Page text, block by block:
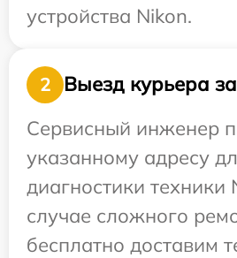
устройства Nikon.
2
Выезд курьера
Сервисный инженер
указанному адресу
диагностики техники
случае сложного
бесплатно доставим